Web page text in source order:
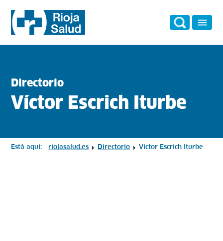
Directorio
Víctor Escrich Iturbe
Está aquí: riojasalud.es Directorio Víctor Escrich Iturbe